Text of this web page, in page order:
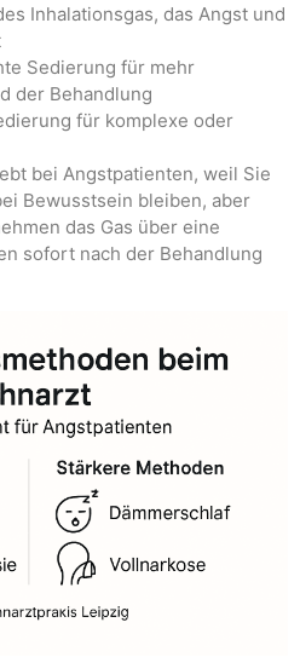
Inhalationsgas, das Angst und
Sedierung für mehr
der Behandlung
für komplexe oder
bei Angstpatienten, weil Sie
Bewusstsein bleiben, aber
das Gas über eine
sofort nach der Behandlung